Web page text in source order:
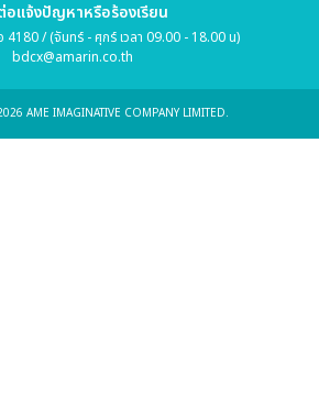
อแจ้งปัญหาหรือร้องเรียน
/ (จันทร์ - ศุกร์ เวลา 09.00 - 18.00 น)
bdcx@amarin.co.th
AME IMAGINATIVE COMPANY LIMITED.